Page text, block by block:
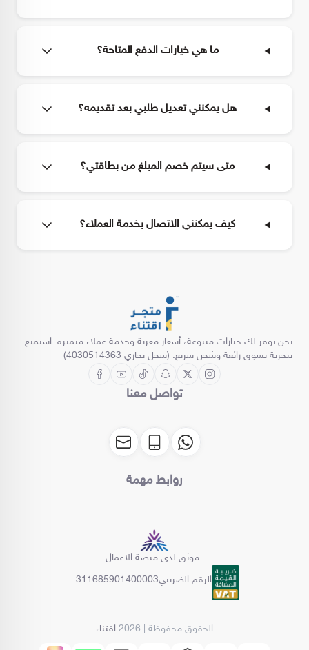
ما هي خيارات الدفع المتاحة؟
هل يمكنني تعديل طلبي بعد تقديمه؟
متى سيتم خصم المبلغ من بطاقتي؟
كيف يمكنني الاتصال بخدمة العملاء؟
نحن نوفر لك خيارات متنوعة، أسعار مغرية وخدمة عملاء متميزة. استمتع
بتجربة تسوق رائعة وشحن سريع. (سجل تجاري 4030514363)
روابط مهمة
تواصل معنا
موثق لدى منصة الاعمال
الرقم الضريبي311685901400003
الحقوق محفوظة | 2026 اقتناء